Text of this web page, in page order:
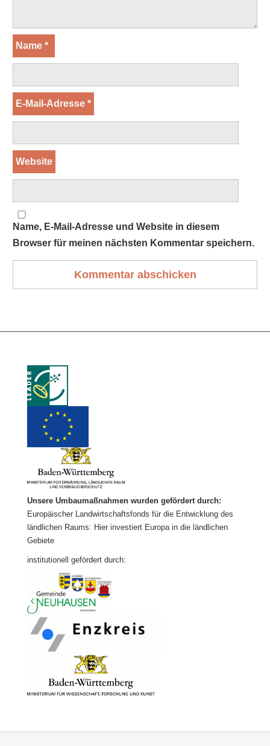
Name*
E-Mail-Adresse*
Website
Name, E-Mail-Adresse und Website in diesem
Browser für meinen nächsten Kommentar speichern.
Unsere Umbaumaßnahmen wurden gefördert durch:
Europäischer Landwirtschaftsfonds für die Entwicklung des
ländlichen Raums: Hier investiert Europa in die ländlichen
Gebiete
institutionell gefördert durch: